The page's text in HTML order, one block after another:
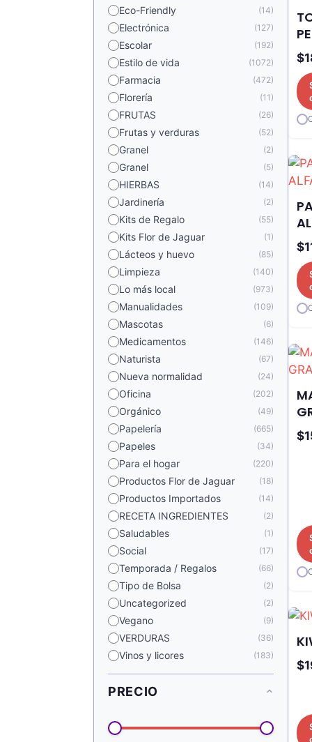
Eco-Friendly (14)
Electrónica (127)
Escolar (192)
Estilo de vida (1072)
Farmacia (472)
Florería (11)
FRUTAS (26)
Frutas y verduras (52)
Granel (2)
Granel (5)
HIERBAS (14)
Jardinería (2)
Kits de Regalo (55)
Kits Flor de Jaguar (1)
Lácteos y huevo (85)
Limpieza (140)
Lo más local (973)
Manualidades (109)
Mascotas (6)
Medicamentos (146)
Naturista (67)
Nueva normalidad (24)
Oficina (202)
Orgánico (49)
Papelería (665)
Papeles (34)
Para el hogar (220)
Productos Flor de Jaguar (18)
Productos Importados (14)
RECETA INGREDIENTES (2)
Saludables (1)
Social (17)
Temporada / Regalos (66)
Tipo de Bolsa (2)
Uncategorized (2)
Vegano (9)
VERDURAS (36)
Vinos y licores (183)
PRECIO
$
$
$
$